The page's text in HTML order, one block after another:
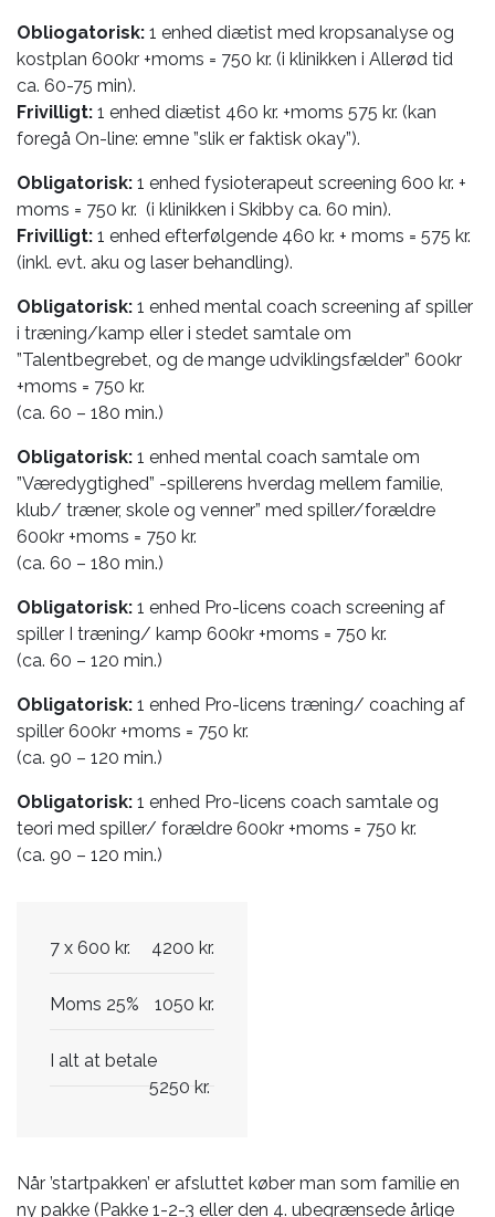
Obliogatorisk: 1 enhed diætist med kropsanalyse og
kostplan 600kr +moms = 750 kr. (i klinikken i Allerød tid
ca. 60-75 min).
Frivilligt: 1 enhed diætist 460 kr. +moms 575 kr. (kan
foregå On-line: emne ”slik er faktisk okay”).
Obligatorisk: 1 enhed fysioterapeut screening 600 kr. +
moms = 750 kr. (i klinikken i Skibby ca. 60 min).
Frivilligt: 1 enhed efterfølgende 460 kr. + moms = 575 kr.
(inkl. evt. aku og laser behandling).
Obligatorisk: 1 enhed mental coach screening af spiller
i træning/kamp eller i stedet samtale om
”Talentbegrebet, og de mange udviklingsfælder” 600kr
+moms = 750 kr.
(ca. 60 – 180 min.)
Obligatorisk: 1 enhed mental coach samtale om
”Væredygtighed” -spillerens hverdag mellem familie,
klub/ træner, skole og venner” med spiller/forældre
600kr +moms = 750 kr.
(ca. 60 – 180 min.)
Obligatorisk: 1 enhed Pro-licens coach screening af
spiller I træning/ kamp 600kr +moms = 750 kr.
(ca. 60 – 120 min.)
Obligatorisk: 1 enhed Pro-licens træning/ coaching af
spiller 600kr +moms = 750 kr.
(ca. 90 – 120 min.)
Obligatorisk: 1 enhed Pro-licens coach samtale og
teori med spiller/ forældre 600kr +moms = 750 kr.
(ca. 90 – 120 min.)
7 x 600 kr. 4200 kr.
Moms 25% 1050 kr.
I alt at betale
5250 kr.
Når ’startpakken’ er afsluttet køber man som familie en
ny pakke (Pakke 1-2-3 eller den 4. ubegrænsede årlige